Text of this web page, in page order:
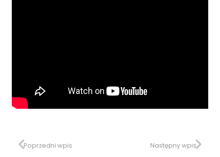
Poprzedni wpis Następny wpis